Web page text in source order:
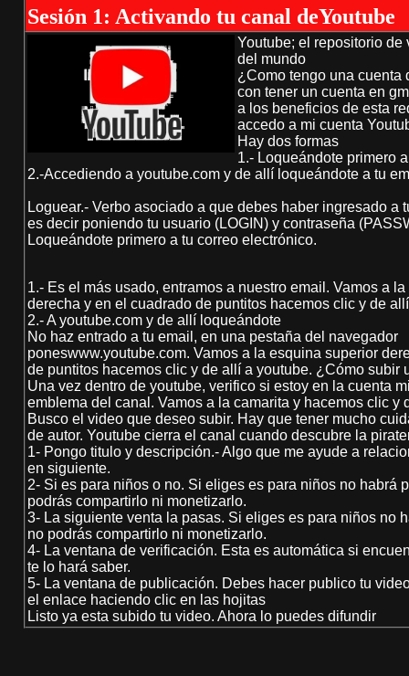
Sesión 1: Activando tu canal deYoutube
Youtube; el repositorio de
del mundo
¿Como tengo una cuenta
con tener un cuenta en
a los beneficios de esta
accedo a mi cuenta
Hay dos formas
1.- Loqueándote primero
2.-Accediendo a youtube.com y de allí loqueándote a tu
Loguear.- Verbo asociado a que debes haber ingresado a
es decir poniendo tu usuario (LOGIN) y contraseña
Loqueándote primero a tu correo electrónico.
1.- Es el más usado, entramos a nuestro email. Vamos a
derecha y en el cuadrado de puntitos hacemos clic y de
2.- A youtube.com y de allí loqueándote
No haz entrado a tu email, en una pestaña del navegador
poneswww.youtube.com. Vamos a la esquina superior
de puntitos hacemos clic y de allí a youtube. ¿Cómo subir
Una vez dentro de youtube, verifico si estoy en la cuenta
emblema del canal. Vamos a la camarita y hacemos clic y
Busco el video que deseo subir. Hay que tener mucho
de autor. Youtube cierra el canal cuando descubre la
1- Pongo titulo y descripción.- Algo que me ayude a
en siguiente.
2- Si es para niños o no. Si eliges es para niños no habrá
podrás compartirlo ni monetizarlo.
3- La siguiente venta la pasas. Si eliges es para niños no
no podrás compartirlo ni monetizarlo.
4- La ventana de verificación. Esta es automática si
te lo hará saber.
5- La ventana de publicación. Debes hacer publico tu
el enlace haciendo clic en las hojitas
Listo ya esta subido tu video. Ahora lo puedes difundir